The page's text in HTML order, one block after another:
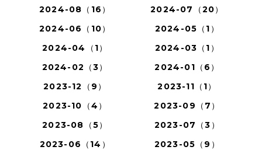
2024-08（16）
2024-07（20）
2024-06（10）
2024-05（1）
2024-04（1）
2024-03（1）
2024-02（3）
2024-01（6）
2023-12（9）
2023-11（1）
2023-10（4）
2023-09（7）
2023-08（5）
2023-07（3）
2023-06（14）
2023-05（9）